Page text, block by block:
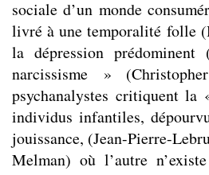
sociale d’un monde
livré à une temporalité folle
la dépression
narcissisme »
psychanalystes critiquent
individus infantiles,
jouissance, (Jean-Pierre-
Melman) où l’autre